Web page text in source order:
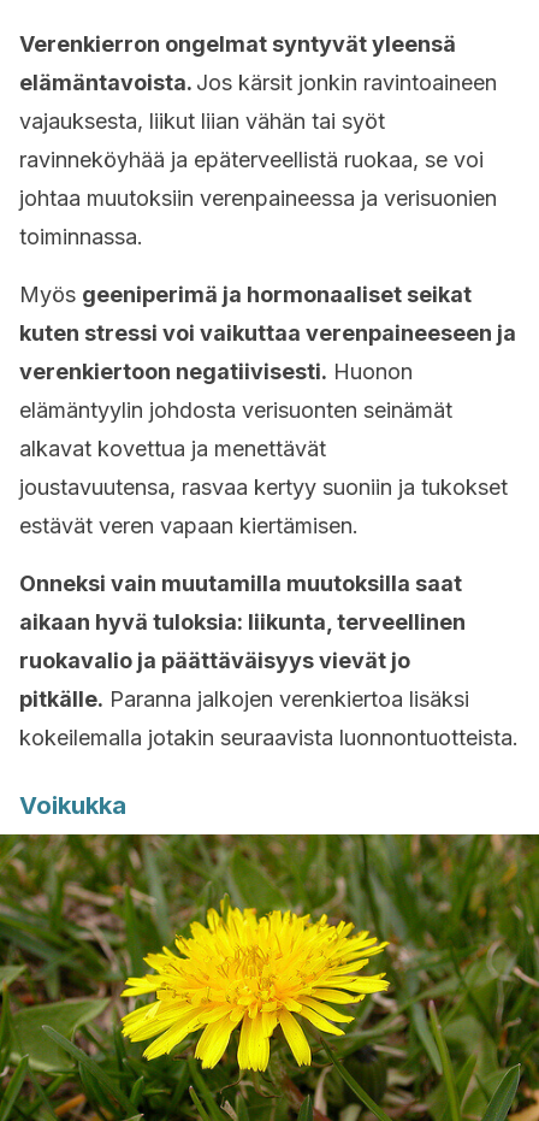
Verenkierron ongelmat syntyvät yleensä
elämäntavoista. Jos kärsit jonkin ravintoaineen
vajauksesta, liikut liian vähän tai syöt
ravinneköyhää ja epäterveellistä ruokaa, se voi
johtaa muutoksiin verenpaineessa ja verisuonien
toiminnassa.
Myös geeniperimä ja hormonaaliset seikat
kuten stressi voi vaikuttaa verenpaineeseen ja
verenkiertoon negatiivisesti. Huonon
elämäntyylin johdosta verisuonten seinämät
alkavat kovettua ja menettävät
joustavuutensa, rasvaa kertyy suoniin ja tukokset
estävät veren vapaan kiertämisen.
Onneksi vain muutamilla muutoksilla saat
aikaan hyvä tuloksia: liikunta, terveellinen
ruokavalio ja päättäväisyys vievät jo
pitkälle. Paranna jalkojen verenkiertoa lisäksi
kokeilemalla jotakin seuraavista luonnontuotteista.
Voikukka